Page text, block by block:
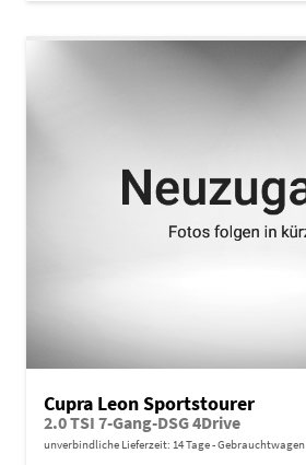
Cupra Leon Sportstourer
2.0 TSI 7-Gang-DSG 4Drive
unverbindliche Lieferzeit: 14 Tage Gebrauchtwagen